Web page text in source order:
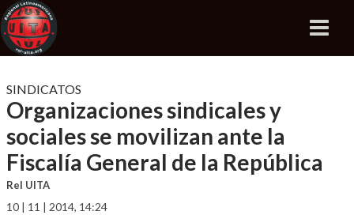
SINDICATOS
Organizaciones sindicales y
sociales se movilizan ante la
Fiscalía General de la República
Rel UITA
10 | 11 | 2014, 14:24